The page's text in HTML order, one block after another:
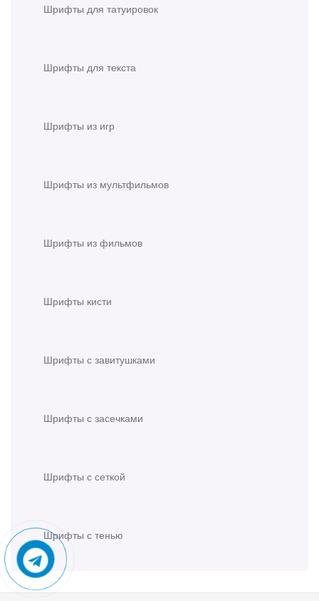
Шрифты для татуировок
Шрифты для текста
Шрифты из игр
Шрифты из мультфильмов
Шрифты из фильмов
Шрифты кисти
Шрифты с завитушками
Шрифты с засечками
Шрифты с сеткой
Шрифты с тенью